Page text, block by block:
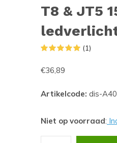
T8 & JT5
(1)
€36,89
Artikelcode: dis-
Niet op voorraad: